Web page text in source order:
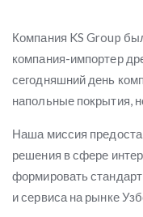
Компания KS Group
компания-импортер
сегодняшний день
напольные покрытия,
Наша миссия
решения в сфере
формировать
и сервиса на рынке